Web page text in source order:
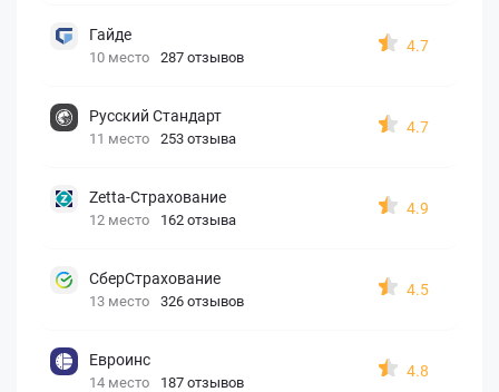
Гайде
10 место 287 отзывов
4.7
Русский Стандарт
11 место 253 отзыва
4.7
Zetta-Страхование
12 место 162 отзыва
4.9
СберСтрахование
13 место 326 отзывов
4.5
Евроинс
14 место 187 отзывов
4.8